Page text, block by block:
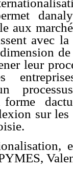
aux
avec la
leur
forme
sur